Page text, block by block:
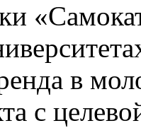
в
с